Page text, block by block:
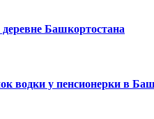
Башкортостана
водки у пенсионерки в